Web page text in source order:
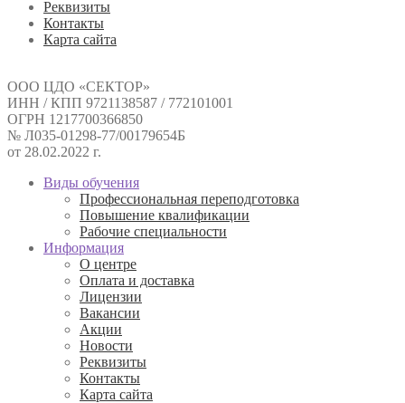
Реквизиты
Контакты
Карта сайта
ООО ЦДО «СЕКТОР»
ИНН / КПП 9721138587 / 772101001
ОГРН 1217700366850
№ Л035-01298-77/00179654Б
от 28.02.2022 г.
Виды обучения
Профессиональная переподготовка
Повышение квалификации
Рабочие специальности
Информация
О центре
Оплата и доставка
Лицензии
Вакансии
Акции
Новости
Реквизиты
Контакты
Карта сайта